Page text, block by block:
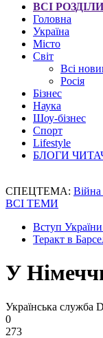
ВСІ РОЗДІЛИ
Головна
Україна
Місто
Світ
Всі
Росія
Бізнес
Наука
Шоу-бізнес
Спорт
Lifestyle
БЛОГИ
СПЕЦТЕМА: Війна
ВСІ ТЕМИ
Вступ
Теракт в
У
Українська служба
0
273